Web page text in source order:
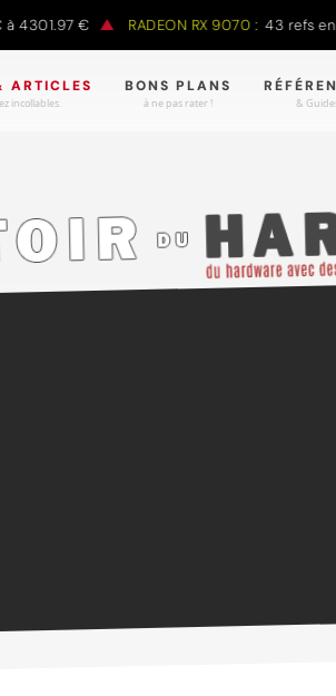
€ RADEON RX 9070 : 43 refs en
ARTICLES
incollables.
BONS PLANS
à ne pas rater ! &